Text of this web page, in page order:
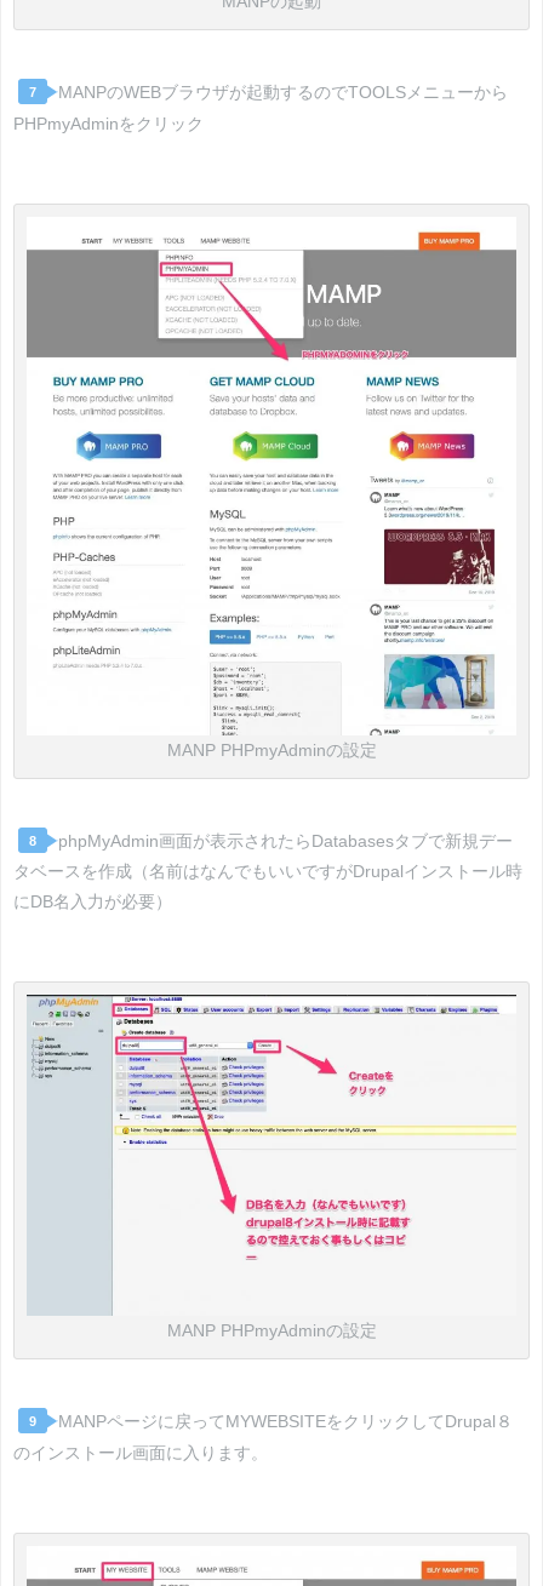
7
MANPのWEBブラウザが起動するのでTOOLSメニューから
PHPmyAdminをクリック
MANP PHPmyAdminの設定
8
phpMyAdmin画面が表示されたらDatabasesタブで新規デー
タベースを作成（名前はなんでもいいですがDrupalインストール時
にDB名入力が必要）
MANP PHPmyAdminの設定
9
MANPページに戻ってMYWEBSITEをクリックしてDrupal８
のインストール画面に入ります。